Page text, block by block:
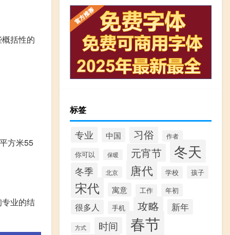
括性的
方米55
业的结
标签
专业 中国 习俗 作者
你可以 保暖 元宵节 冬天
冬季 北京 唐代 学校 孩子
宋代 寓意 工作 年初
很多人 手机 攻略 新年
方式 时间 春节